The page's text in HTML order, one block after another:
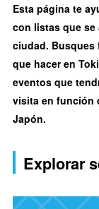
Esta página te
con listas que se
ciudad. Busques
que hacer en
eventos que
visita en función
Japón.
Explorar